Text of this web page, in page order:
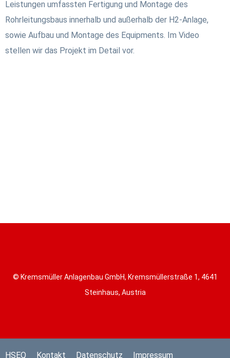
Leistungen umfassten Fertigung und Montage des
Rohrleitungsbaus innerhalb und außerhalb der H2-Anlage,
sowie Aufbau und Montage des Equipments. Im Video
stellen wir das Projekt im Detail vor.
© Kremsmüller Anlagenbau GmbH, Kremsmüllerstraße 1, 4641
Steinhaus, Austria
HSEQ Kontakt Datenschutz Impressum